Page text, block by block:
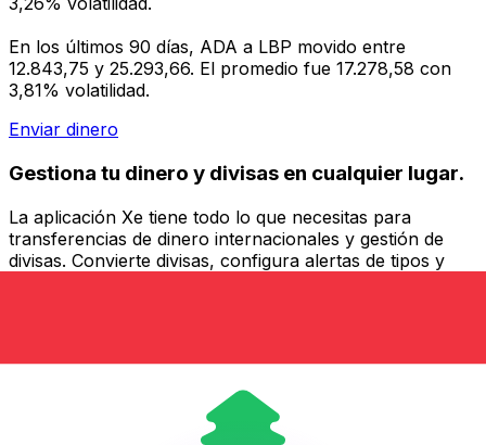
En los últimos 90 días, ADA a LBP movido entre
12.843,75 y 25.293,66. El promedio fue 17.278,58 con
3,81% volatilidad.
Enviar dinero
Gestiona tu dinero y divisas en cualquier lugar.
La aplicación Xe tiene todo lo que necesitas para
transferencias de dinero internacionales y gestión de
divisas. Convierte divisas, configura alertas de tipos y